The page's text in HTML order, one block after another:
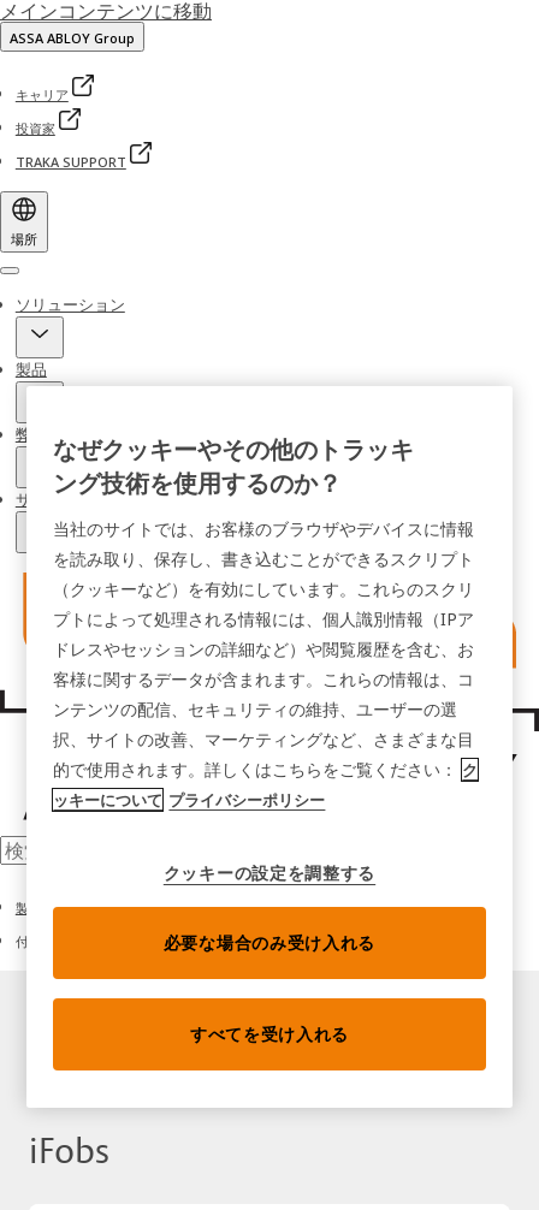
メインコンテンツに移動
ASSA ABLOY Group
キャリア
投資家
TRAKA SUPPORT
場所
Menu
ソリューション
製品
弊社について
サービス
製品
付属品
iFobs
なぜクッキーやその他のトラッキ
ング技術を使用するのか？
当社のサイトでは、お客様のブラウザやデバイスに情報
を読み取り、保存し、書き込むことができるスクリプト
（クッキーなど）を有効にしています。これらのスクリ
プトによって処理される情報には、個人識別情報（IPア
ドレスやセッションの詳細など）や閲覧履歴を含む、お
客様に関するデータが含まれます。これらの情報は、コ
ンテンツの配信、セキュリティの維持、ユーザーの選
択、サイトの改善、マーケティングなど、さまざまな目
的で使用されます。詳しくはこちらをご覧ください： ク
ッキーについて プライバシーポリシー
クッキーの設定を調整する
必要な場合のみ受け入れる
すべてを受け入れる